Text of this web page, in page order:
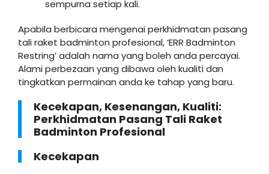
sempurna setiap kali.
Apabila berbicara mengenai perkhidmatan pasang
tali raket badminton profesional, ‘ERR Badminton
Restring’ adalah nama yang boleh anda percayai.
Alami perbezaan yang dibawa oleh kualiti dan
tingkatkan permainan anda ke tahap yang baru.
Kecekapan, Kesenangan, Kualiti:
Perkhidmatan Pasang Tali Raket
Badminton Profesional
Kecekapan